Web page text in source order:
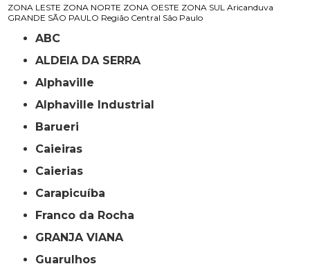
ZONA LESTE ZONA NORTE ZONA OESTE ZONA SUL Aricanduva
GRANDE SÃO PAULO Região Central São Paulo
ABC
ALDEIA DA SERRA
Alphaville
Alphaville Industrial
Barueri
Caieiras
Caierias
Carapicuíba
Franco da Rocha
GRANJA VIANA
Guarulhos